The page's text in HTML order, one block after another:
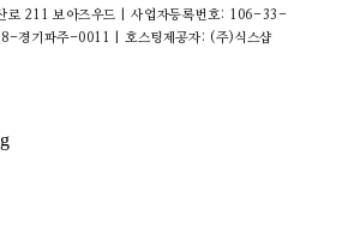
로 211 보아즈우드 | 사업자등록번호: 106-33-
경기파주-0011 | 호스팅제공자: (주)식스샵